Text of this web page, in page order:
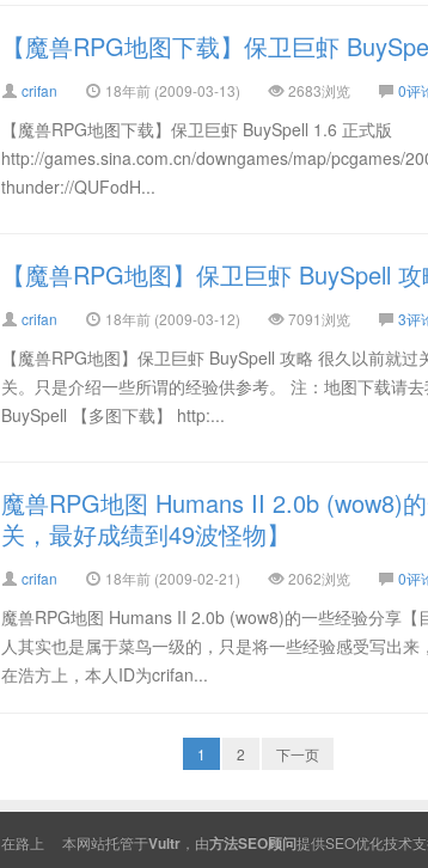
【魔兽RPG地图下载】保卫巨虾
crifan 18年前 (2009-03-13) 2683浏览 0评
【魔兽RPG地图下载】保卫巨虾 BuySpell 1.6 正式版
http://games.sina.com.cn/downgames/map/pcgames/
thunder://QUFodH...
【魔兽RPG地图】保卫巨虾 BuySpell
crifan 18年前 (2009-03-12) 7091浏览 3评
【魔兽RPG地图】保卫巨虾 BuySpell 攻略 很久以前就
关。只是介绍一些所谓的经验供参考。 注：地图下载请
BuySpell 【多图下载】 http:...
魔兽RPG地图 Humans II 2.0b (wow8)
关，最好成绩到49波怪物】
crifan 18年前 (2009-02-21) 2062浏览 0评
魔兽RPG地图 Humans II 2.0b (wow8)的一些经验分享
人其实也是属于菜鸟一级的，只是将一些经验感受写出
在浩方上，本人ID为crifan...
1 2 下一页
在路上 本网站托管于Vultr ，由方法SEO顾问提供SEO优化技术